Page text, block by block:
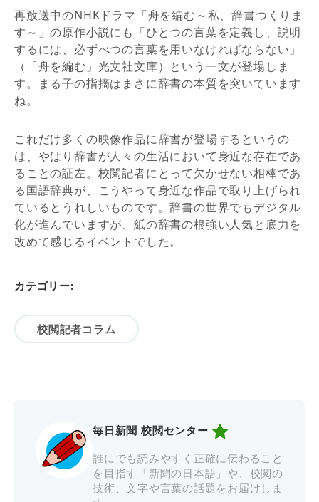
再放送中のNHKドラマ「舟を編む～私、辞書つくりま
す～」の原作小説にも「ひとつの言葉を定義し、説明
するには、必ずべつの言葉を用いなければならない」
（「舟を編む」光文社文庫）という一文が登場しま
す。まる子の指摘はまさに辞書の本質を突いています
ね。
これだけ多くの映像作品に辞書が登場するというの
は、やはり辞書が人々の生活において身近な存在であ
ることの証左。校閲記者にとって欠かせない相棒であ
る国語辞典が、こうやって身近な作品で取り上げられ
ているとうれしいものです。辞書の世界でもデジタル
化が進んでいますが、紙の辞書の根強い人気と底力を
改めて感じるイベントでした。
カテゴリー:
校閲記者コラム
毎日新聞 校閲センター
誰にでも読みやすく正確に伝わること
を目指す「新聞の日本語」や、校閲の
技術、文字や言葉の話題をお届けしま